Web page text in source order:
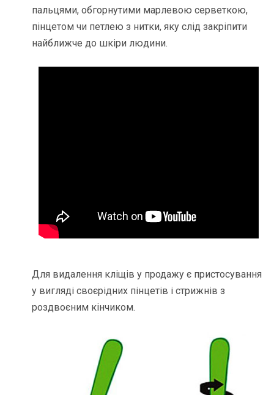
пальцями, обгорнутими марлевою серветкою,
пінцетом чи петлею з нитки, яку слід закріпити
найближче до шкіри людини.
Для видалення кліщів у продажу є пристосування
у вигляді своєрідних пінцетів і стрижнів з
роздвоєним кінчиком.